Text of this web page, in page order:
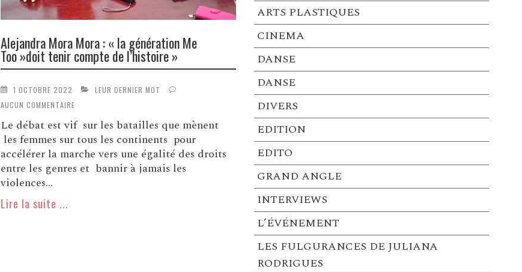
Alejandra Mora Mora : « la génération Me
Too »doit tenir compte de l’histoire »
1 OCTOBRE 2022
LEUR DERNIER MOT
AUCUN COMMENTAIRE
Le débat est vif sur les batailles que mènent
les femmes sur tous les continents pour
accélérer la marche vers une égalité des droits
entre les genres et bannir à jamais les
violences...
Lire la suite ...
ARTS PLASTIQUES
CINEMA
DANSE
DANSE
DIVERS
EDITION
EDITO
GRAND ANGLE
INTERVIEWS
L’ÉVÉNEMENT
LES FULGURANCES DE JULIANA
RODRIGUES